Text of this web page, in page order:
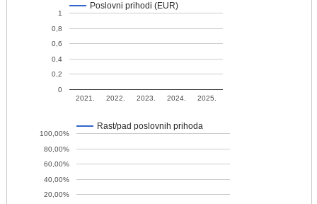
Poslovni prihodi (EUR)
2021. 2022. 2023. 2024. 2025.
0
0,2
0,4
0,6
0,8
1
Rast/pad poslovnih prihoda
20,00%
40,00%
60,00%
80,00%
100,00%